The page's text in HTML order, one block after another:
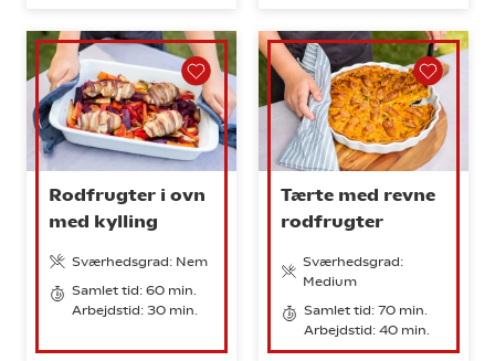
Rodfrugter i ovn
med kylling
Sværhedsgrad: Nem
Samlet tid: 60 min.
Arbejdstid: 30 min.
Tærte med revne
rodfrugter
Sværhedsgrad:
Medium
Samlet tid: 70 min.
Arbejdstid: 40 min.